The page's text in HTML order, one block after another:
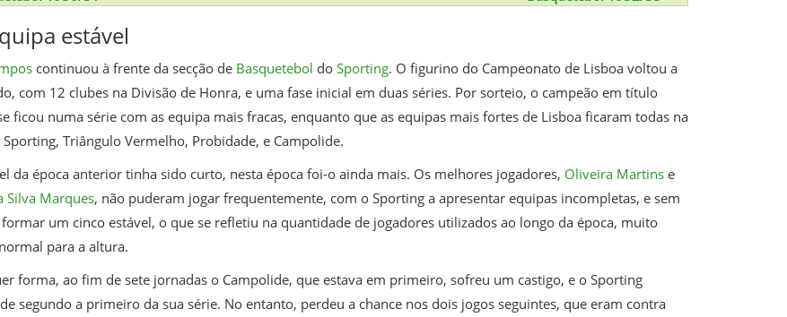
estável
continuou à frente da secção de Basquetebol doSporting. O figurino do Campeonato de Lisboa voltou a
com 12 clubes na Divisão de Honra, e uma fase inicial em duas séries. Por sorteio, o campeão em título
ficou numa série com as equipa mais fracas, enquanto que as equipas mais fortes de Lisboa ficaram todas na
Sporting, Triângulo Vermelho, Probidade, e Campolide.
da época anterior tinha sido curto, nesta época foi-o ainda mais. Os melhores jogadores, Oliveira Martins e
Silva Marques, não puderam jogar frequentemente, com o Sporting a apresentar equipas incompletas, e sem
um cinco estável, o que se refletiu na quantidade de jogadores utilizados ao longo da época, muito
para a altura.
forma, ao fim de sete jornadas o Campolide, que estava em primeiro, sofreu um castigo, e o Sporting
segundo a primeiro da sua série. No entanto, perdeu a chance nos dois jogos seguintes, que eram contra